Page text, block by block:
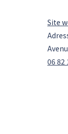
Site
06 82